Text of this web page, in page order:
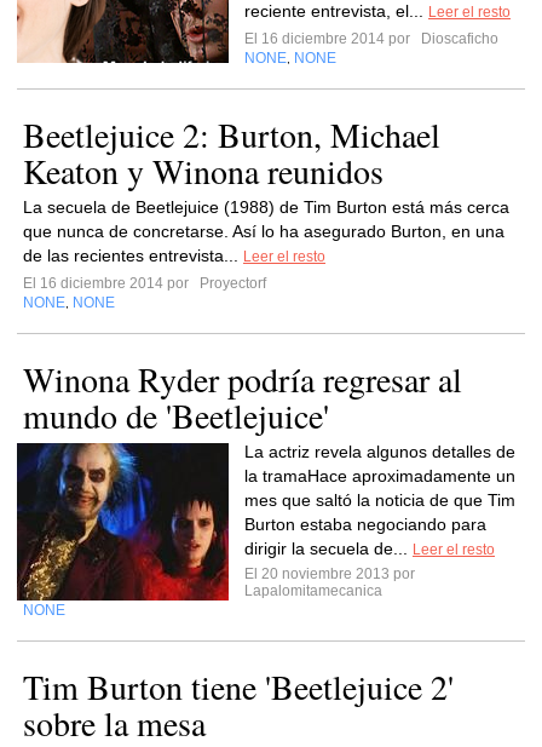
reciente entrevista, el...
Leer el resto
El 16 diciembre 2014 por
Dioscaficho
NONE NONE
Beetlejuice 2: Burton, Michael
Keaton y Winona reunidos
La secuela de Beetlejuice (1988) de Tim Burton está más cerca
que nunca de concretarse. Así lo ha asegurado Burton, en una
de las recientes entrevista...
Leer el resto
El 16 diciembre 2014 por
Proyectorf
NONE NONE
Winona Ryder podría regresar al
mundo de 'Beetlejuice'
La actriz revela algunos detalles de
la tramaHace aproximadamente un
mes que saltó la noticia de que Tim
Burton estaba negociando para
dirigir la secuela de...
Leer el resto
El 20 noviembre 2013 por
Lapalomitamecanica
NONE
Tim Burton tiene 'Beetlejuice 2'
sobre la mesa